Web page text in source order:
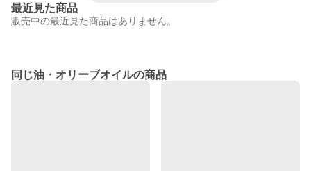
最近見た商品
販売中の最近見た商品はありません。
同じ油・オリーブオイルの商品